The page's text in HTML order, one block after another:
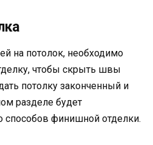
на потолок, необходимо
чтобы скрыть швы
потолку законченный и
разделе будет
способов финишной отделки.